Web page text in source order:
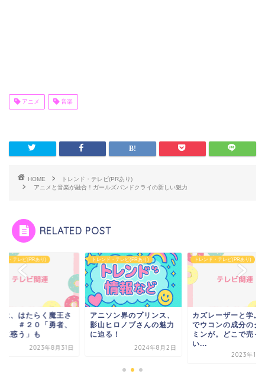
アニメ 音楽
HOME
トレンド・テレビ(PRあり)
アニメと音楽が融合！ガールズバンドクライの新しい魅力
RELATED POST
ド・テレビ(PRあり)
ソン界のプリンス、
ヒロノブさんの魅力
る！
2024年8月2日
トレンド・テレビ(PRあり)
カズレーザーと学ぶ番組
でウコンの成分のクルク
ミンが。どこで売って
トレンド・テレビ(PRあり)
今日は、はたらく魔
ま！！ ＃２０「勇
故郷に惑う」も